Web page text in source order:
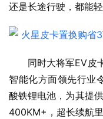
还是长途行驶，都能轻
同时大将军EV皮
智能化方面领先行业
酸铁锂电池，为其提
400KM+，超长续航